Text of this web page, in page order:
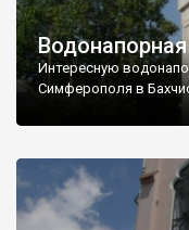
Интересную
Симферополя в